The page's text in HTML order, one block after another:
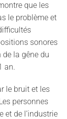
que les
le problème et
sonores
de la gêne du
an.
le bruit et les
personnes
et de l’industrie